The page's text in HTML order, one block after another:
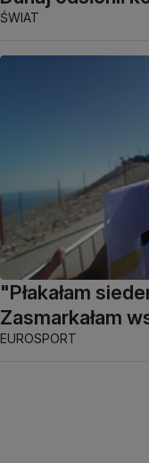
ŚWIAT
"Płakałam
Zasmarkałam
EUROSPORT